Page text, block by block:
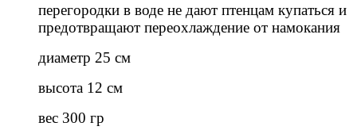
перегородки в воде не дают птенцам купаться и
предотвращают переохлаждение от намокания
диаметр 25 см
высота 12 см
вес 300 гр